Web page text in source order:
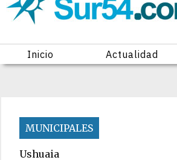
Inicio Actualidad
MUNICIPALES
Ushuaia